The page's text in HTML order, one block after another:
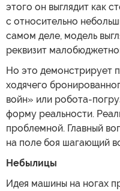
этого он выглядит как
с относительно
самом деле, модель
реквизит
Но это демонстрирует
ходячего
войн» или робота-
форму реальности.
проблемной. Главный
на поле боя шагающий
Небылицы
Идея машины на ногах